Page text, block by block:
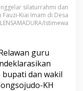
silaturrahmi dan
Kiai Imam di Desa
Istimewa
guru
dan wakil
KH